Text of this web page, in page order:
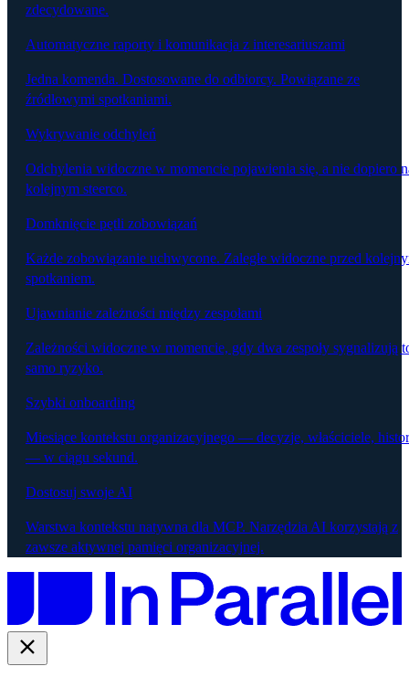
zdecydowane.
Automatyczne raporty i komunikacja z interesariuszami
Jedna komenda. Dostosowane do odbiorcy. Powiązane ze
źródłowymi spotkaniami.
Wykrywanie odchyleń
Odchylenia widoczne w momencie pojawienia się, a nie dopiero
kolejnym steerco.
Domknięcie pętli zobowiązań
Każde zobowiązanie uchwycone. Zaległe widoczne przed
spotkaniem.
Ujawnianie zależności między zespołami
Zależności widoczne w momencie, gdy dwa zespoły sygnalizują
samo ryzyko.
Szybki onboarding
Miesiące kontekstu organizacyjnego — decyzje, właściciele,
— w ciągu sekund.
Dostosuj swoje AI
Warstwa kontekstu natywna dla MCP. Narzędzia AI korzystają z
zawsze aktywnej pamięci organizacyjnej.